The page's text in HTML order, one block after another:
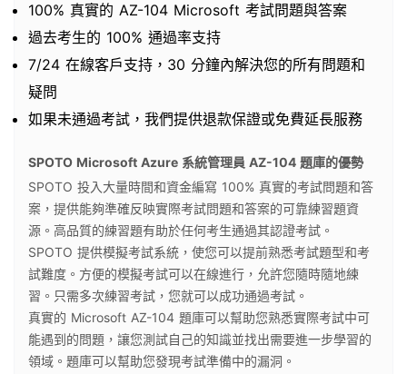
100% 真實的 AZ-104 Microsoft 考試問題與答案
過去考生的 100% 通過率支持
7/24 在線客戶支持，30 分鐘內解決您的所有問題和
疑問
如果未通過考試，我們提供退款保證或免費延長服務
SPOTO Microsoft Azure 系統管理員 AZ-104 題庫的優勢
SPOTO 投入大量時間和資金編寫 100% 真實的考試問題和答
案，提供能夠準確反映實際考試問題和答案的可靠練習題資
源。高品質的練習題有助於任何考生通過其認證考試。
SPOTO 提供模擬考試系統，使您可以提前熟悉考試題型和考
試難度。方便的模擬考試可以在線進行，允許您隨時隨地練
習。只需多次練習考試，您就可以成功通過考試。
真實的 Microsoft AZ-104 題庫可以幫助您熟悉實際考試中可
能遇到的問題，讓您測試自己的知識並找出需要進一步學習的
領域。題庫可以幫助您發現考試準備中的漏洞。